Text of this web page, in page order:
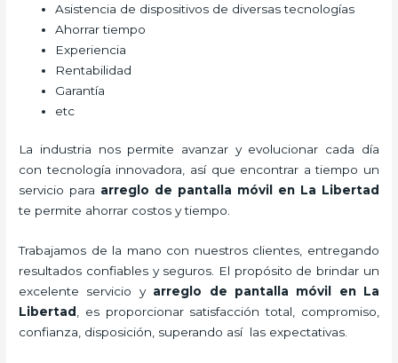
Asistencia de dispositivos de diversas tecnologías
Ahorrar tiempo
Experiencia
Rentabilidad
Garantía
etc
La industria nos permite avanzar y evolucionar cada día
con tecnología innovadora, así que encontrar a tiempo un
servicio para arreglo de pantalla móvil
en La Libertad
te permite ahorrar costos y tiempo.
Trabajamos de la mano con nuestros clientes, entregando
resultados confiables y seguros. El propósito de brindar un
excelente servicio y arreglo de pantalla móvil
en La
Libertad
, es proporcionar satisfacción total, compromiso,
confianza, disposición, superando así las expectativas.